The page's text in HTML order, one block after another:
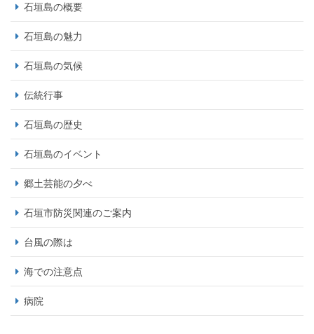
石垣島の概要
石垣島の魅力
石垣島の気候
伝統行事
石垣島の歴史
石垣島のイベント
郷土芸能の夕べ
石垣市防災関連のご案内
台風の際は
海での注意点
病院